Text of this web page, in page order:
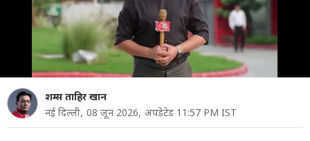
शम्स ताहिर खान
नई दिल्ली, 08 जून 2026, अपडेटेड 11:57 PM IST